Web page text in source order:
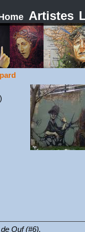
Artistes
Ouf (#6).